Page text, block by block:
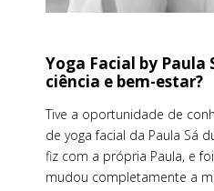
Yoga Facial by Paula
ciência e bem-estar?
Tive a oportunidade de
de yoga facial da Paula Sá
fiz com a própria Paula, e
mudou completamente a